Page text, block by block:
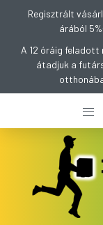
Regisztrált
árából
A 12 óráig feladott
átadjuk a